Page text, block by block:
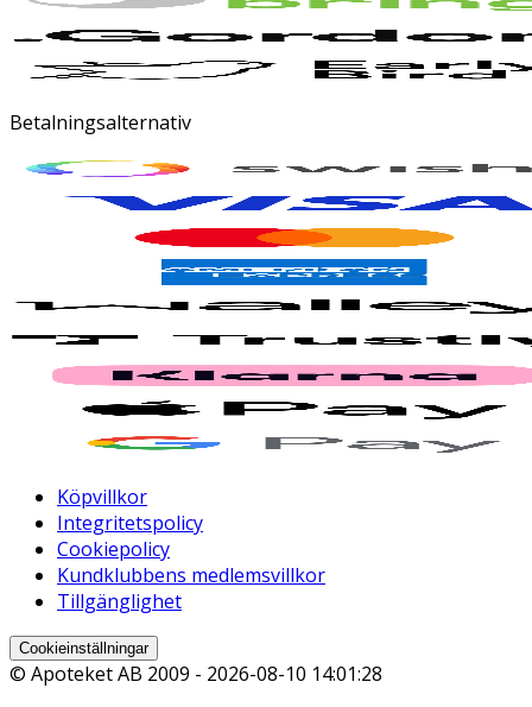
Betalningsalternativ
Köpvillkor
Integritetspolicy
Cookiepolicy
Kundklubbens medlemsvillkor
Tillgänglighet
Cookieinställningar
© Apoteket AB 2009 - 2026-08-10 14:01:28